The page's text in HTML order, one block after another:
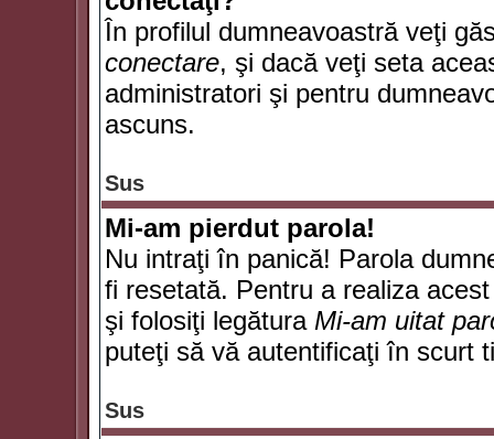
În profilul dumneavoastră veţi
conectare, şi dacă veţi seta
administratori şi pentru
ascuns.
Sus
Mi-am pierdut parola!
Nu intraţi în panică! Parola
fi resetată. Pentru a realiza
şi folosiţi legătura Mi-am uitat
puteţi să vă autentificaţi în scurt
Sus